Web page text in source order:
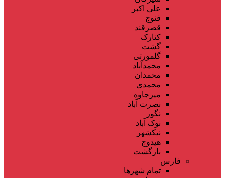
علی اکبر
فنوج
قصرقند
کنارک
گشت
گلمورتی
محمدآباد
محمدان
محمدی
میرجاوه
نصرت آباد
نگور
نوک آباد
نیکشهر
هیدوچ
بازگشت
فارس
تمام شهر‌ها